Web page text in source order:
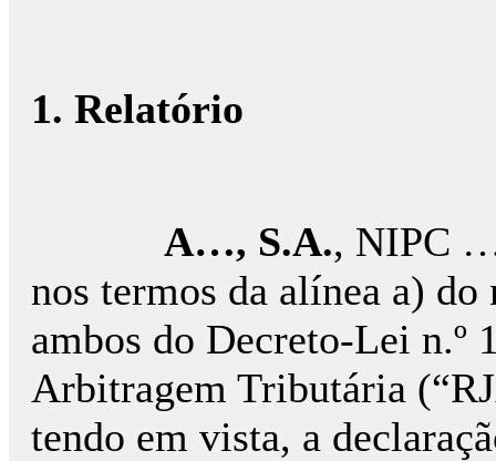
1. Relatório
A…, S.A., NIPC
nos termos da alínea a) do
ambos do Decreto-Lei n.º
Arbitragem Tributária
tendo em vista, a